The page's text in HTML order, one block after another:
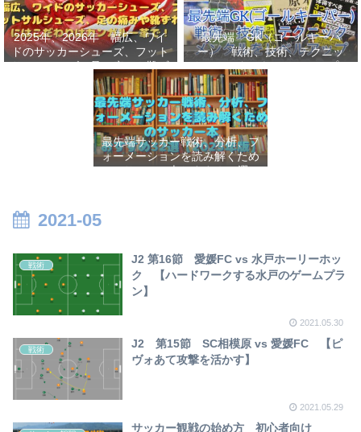
2025年、2026年 幅広、ワイ
ドのサッカーシューズ、フット
サルシューズ、足の痛みや靴ず
れにはこだわりはカンガルー革
で！
最先端 GK（ゴールキーパ
ー） 戦術、技術、テクニッ
ク、メンタルをレベルアップし
世界基準へ 練習メニューなど
選手、指導者おすすめ本 11
選
最先端サッカー戦術、分析、フ
ォーメーションを読み解くため
のサッカー本おすすめ32選
2021-05
戦術
J2 第16節 愛媛FC vs 水戸ホーリーホッ
ク 【ハードワークする水戸のゲームプラ
ン】
2021.05.30
戦術
J2 第15節 SC相模原 vs 愛媛FC 【ピ
ヴォあて攻撃を活かす】
2021.05.29
サッカー観戦の始め方 初心者向け